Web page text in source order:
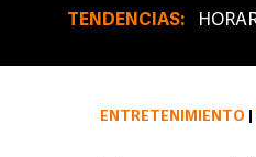
TENDENCIAS:
ENTRETENIMIENTO